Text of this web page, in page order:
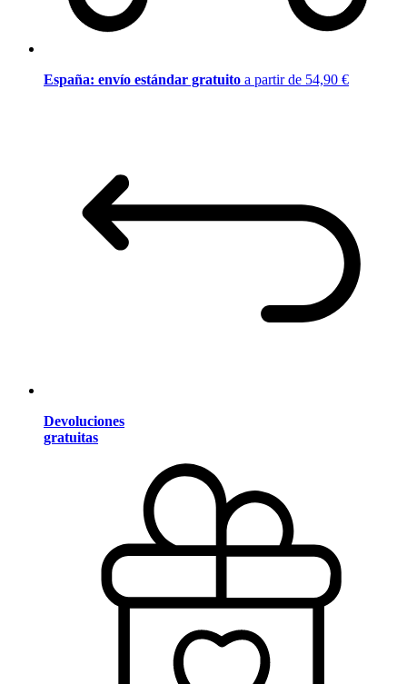
España: envío estándar gratuito a partir de 54,90 €
Devoluciones
gratuitas